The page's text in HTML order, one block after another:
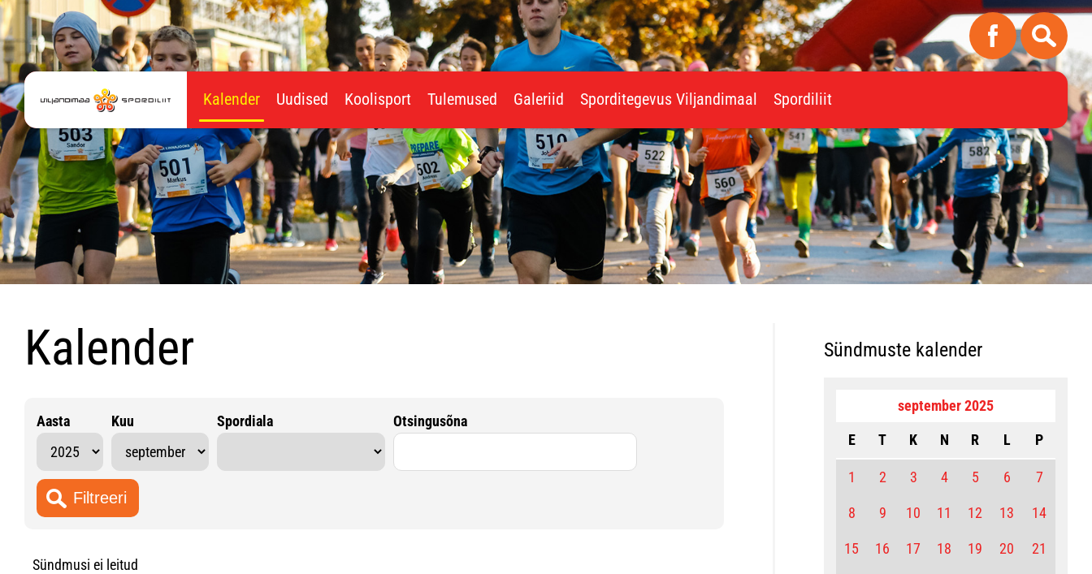
Kalender Uudised Koolisport Tulemused Galeriid Sporditegevus Viljandimaal Spordiliit
Kalender
Aasta Kuu Spordiala Otsingusõna
Sündmusi ei leitud
Sündmuste kalender
september 2025
E
T K N R L P
1 2 3 4 5 6 7
8 9 10 11 12 13 14
15 16 17 18 19 20 21